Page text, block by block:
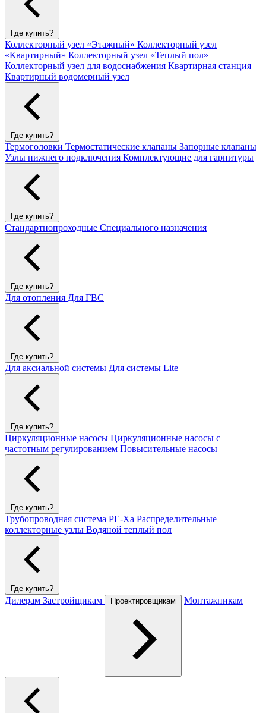
Где купить?
Коллекторный узел «Этажный» Коллекторный узел
«Квартирный» Коллекторный узел «Теплый пол»
Коллекторный узел для водоснабжения Квартирная станция
Квартирный водомерный узел
Где купить?
Термоголовки Термостатические клапаны Запорные клапаны
Узлы нижнего подключения Комплектующие для гарнитуры
Где купить?
Стандартнопроходные Специального назначения
Где купить?
Для отопления Для ГВС
Где купить?
Для аксиальной системы Для системы Lite
Где купить?
Циркуляционные насосы Циркуляционные насосы с
частотным регулированием Повысительные насосы
Где купить?
Трубопроводная система PE-Xa Распределительные
коллекторные узлы Водяной теплый пол
Где купить?
Дилерам Застройщикам Проектировщикам Монтажникам